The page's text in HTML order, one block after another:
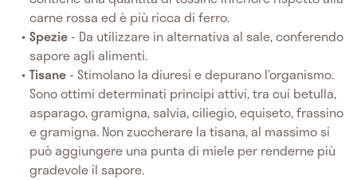
carne rossa ed è più ricca di ferro.
Spezie - Da utilizzare in alternativa al sale, conferendo
sapore agli alimenti.
Tisane - Stimolano la diuresi e depurano l’organismo.
Sono ottimi determinati principi attivi, tra cui betulla,
asparago, gramigna, salvia, ciliegio, equiseto, frassino
e gramigna. Non zuccherare la tisana, al massimo si
può aggiungere una punta di miele per renderne più
gradevole il sapore.